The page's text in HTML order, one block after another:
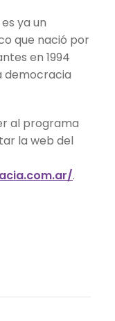
ya un
que nació por
en 1994
democracia
al programa
la web del
.